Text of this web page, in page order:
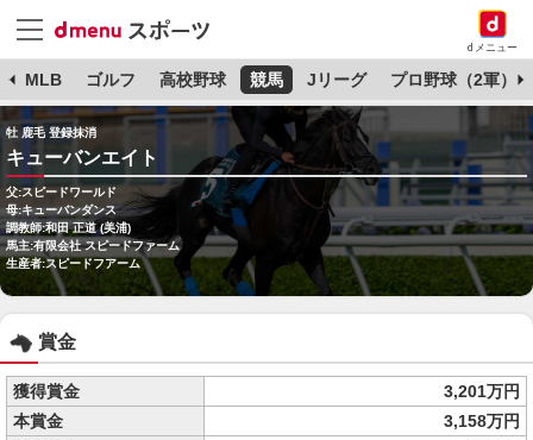
dメニュー
MLB ゴルフ 高校野球 競馬 Jリーグ プロ野球（2軍）
牡 鹿毛 登録抹消
キューバンエイト
父:スピードワールド
母:キューバンダンス
調教師:和田 正道 (美浦)
馬主:有限会社 スピードファーム
生産者:スピードフアーム
賞金
獲得賞金
3,201万円
本賞金
3,158万円